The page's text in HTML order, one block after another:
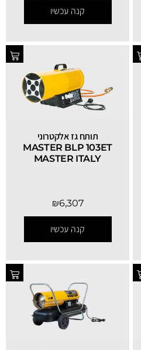
קנה עכשיו
תותח גז אלקטרוני
MASTER BLP 103ET
MASTER ITALY
₪6,307
קנה עכשיו